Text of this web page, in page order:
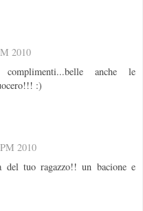
2010
anche le
:)
2010
tuo ragazzo!! un bacione e